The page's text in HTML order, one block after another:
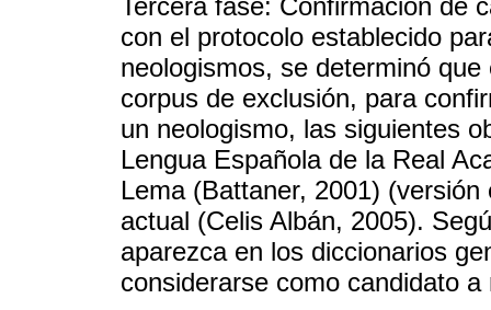
Tercera fase: Confirmación de
con el protocolo establecido
neologismos, se determinó
corpus de exclusión, para
un neologismo, las siguientes
Lengua Española de la Real
Lema (Battaner, 2001)
actual (Celis Albán, 2005).
aparezca en los diccionarios
considerarse como candidato a